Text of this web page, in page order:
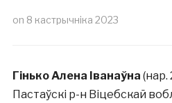
on 8 кастрычніка 2023
Гінько Алена Іванаўна (нар.
Пастаўскі р-н Віцебскай